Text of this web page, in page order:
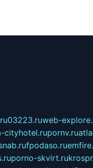
03223.ruweb-
cityhotel.rupornv.ru
fpodaso.ru
porno-skvirt.ru